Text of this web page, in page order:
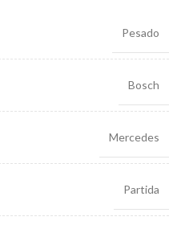
Pesado
Bosch
Mercedes
Partida